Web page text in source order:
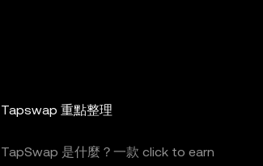
Tapswap 重點整理
TapSwap 是什麼？一款 click to earn